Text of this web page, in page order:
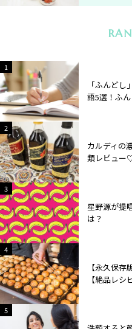
21
「ふんど
語5選！ふ
2
2
カルディの
類レビュー
2
3
星野源が提
は？
2
4
【永久保
【絶品レシ
2
5